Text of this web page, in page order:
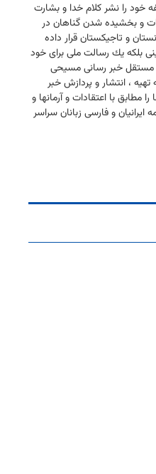
خود را نشر كلام خدا و بشارت
و بخشیده شدن گناهان در
و تاجیكستان قرار داده
بلكه یك رسالت ملی برای خود
مستقل خبر رسانی مسیحی
، انتشار و پردازش خبر
مطابق با اعتقادات و آرمانها و
و فارسی زبانان سراسر